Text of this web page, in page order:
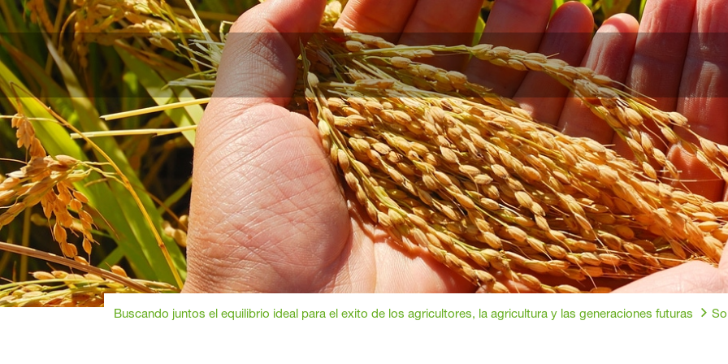
Buscando juntos el equilibrio ideal para el exito de los agricultores, la agricultura y las generaciones futuras